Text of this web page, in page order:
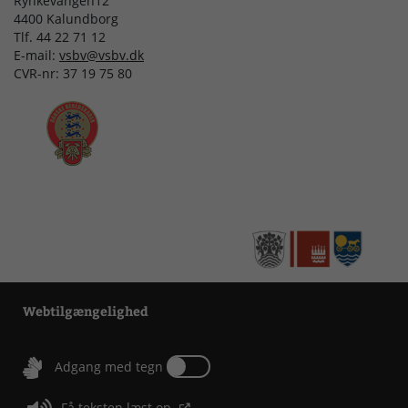
4400 Kalundborg
Tlf. 44 22 71 12
E-mail: vsbv@vsbv.dk
CVR-nr: 37 19 75 80
Webtilgængelighed
Adgang med tegn Tænd eller sluk for Adgang med tegn